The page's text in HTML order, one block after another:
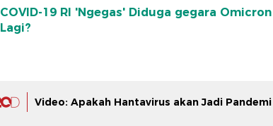
COVID-19 RI 'Ngegas' Diduga gegara Omicron
Lagi?
Video: Apakah Hantavirus akan Jadi